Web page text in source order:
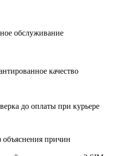
обслуживание
качество
до оплаты при курьере
объяснения причин